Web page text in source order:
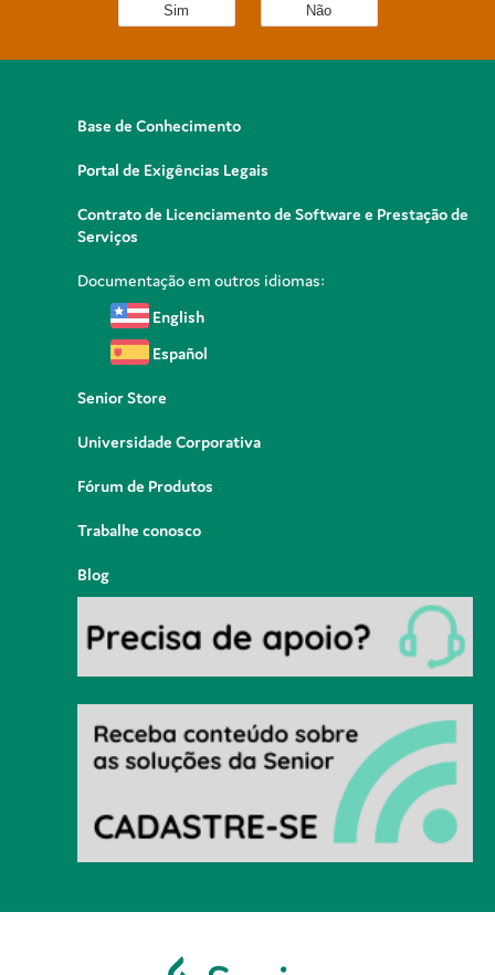
Sim Não
Base de Conhecimento
Portal de Exigências Legais
Contrato de Licenciamento de Software e Prestação de
Serviços
Documentação em outros idiomas:
English
Español
Senior Store
Universidade Corporativa
Fórum de Produtos
Trabalhe conosco
Blog